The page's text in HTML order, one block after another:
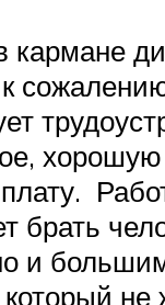
кармане
хорошую
брать
и
не